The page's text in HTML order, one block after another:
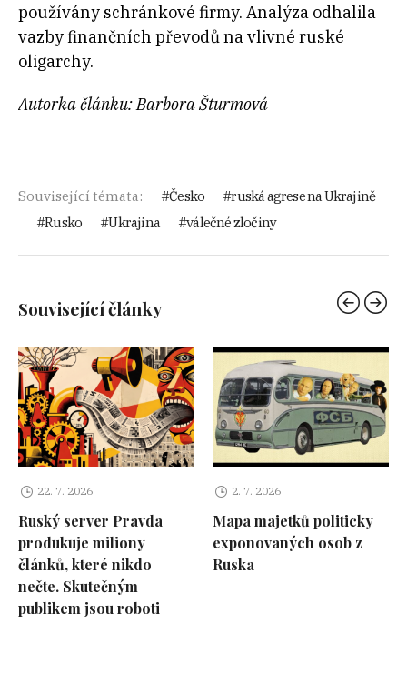
používány schránkové firmy. Analýza odhalila
vazby finančních převodů na vlivné ruské
oligarchy.
Autorka článku: Barbora Šturmová
Související témata: Česko
ruská agrese na Ukrajině
Rusko
Ukrajina válečné zločiny
Související články
22. 7. 2026
Ruský server Pravda
produkuje miliony
článků, které nikdo
nečte. Skutečným
publikem jsou roboti
2. 7. 2026
Mapa majetků politicky
exponovaných osob z
Ruska